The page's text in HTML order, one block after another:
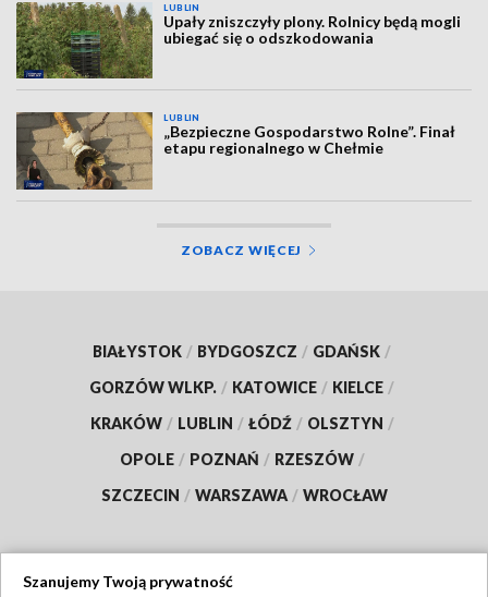
LUBLIN
Upały zniszczyły plony. Rolnicy będą mogli
ubiegać się o odszkodowania
LUBLIN
„Bezpieczne Gospodarstwo Rolne”. Finał
etapu regionalnego w Chełmie
ZOBACZ WIĘCEJ
BIAŁYSTOK / BYDGOSZCZ / GDAŃSK /
GORZÓW WLKP. / KATOWICE / KIELCE /
KRAKÓW / LUBLIN / ŁÓDŹ / OLSZTYN /
OPOLE / POZNAŃ / RZESZÓW /
SZCZECIN / WARSZAWA / WROCŁAW
Szanujemy Twoją prywatność